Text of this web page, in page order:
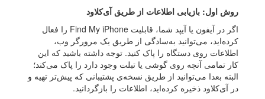
روش اول: بازیابی اطلاعات از طریق آی‌کلاود
اگر در آیفون یا آیپد شما، قابلیت Find My iPhone را فعال
کرده‌اید،‌ می‌توانید به‌سادگی از طریق یک مرورگر وب،
اطلاعات روی دستگاه را پاک کنید. توجه داشته باشید که این
کار تمامی آنچه روی گوشی یا تبلت وجود دارد را پاک می‌کند؛
البته بعدا می‌توانید از طریق نسخه‌ی پشتیبانی که پیش‌تر تهیه و
در آی‌کلاود ذخیره کرده‌اید، اطلاعات را بازگردانید.